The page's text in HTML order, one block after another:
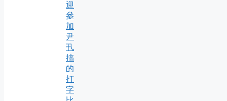
迎
參
加
尹
卂
搞
的
打
字